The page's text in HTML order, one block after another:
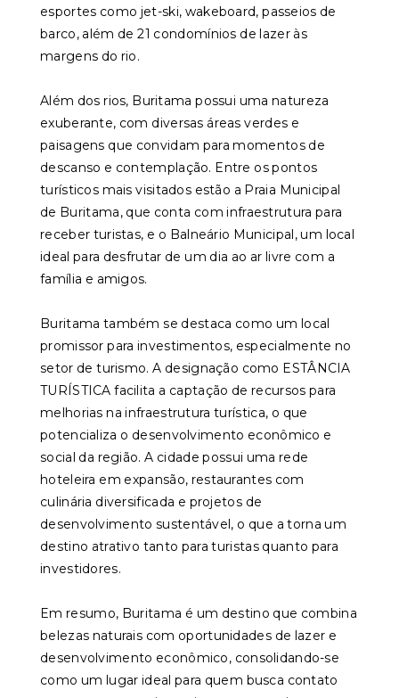
esportes como jet-ski, wakeboard, passeios de
barco, além de 21 condomínios de lazer às
margens do rio.
Além dos rios, Buritama possui uma natureza
exuberante, com diversas áreas verdes e
paisagens que convidam para momentos de
descanso e contemplação. Entre os pontos
turísticos mais visitados estão a Praia Municipal
de Buritama, que conta com infraestrutura para
receber turistas, e o Balneário Municipal, um local
ideal para desfrutar de um dia ao ar livre com a
família e amigos.
Buritama também se destaca como um local
promissor para investimentos, especialmente no
setor de turismo. A designação como ESTÂNCIA
TURÍSTICA facilita a captação de recursos para
melhorias na infraestrutura turística, o que
potencializa o desenvolvimento econômico e
social da região. A cidade possui uma rede
hoteleira em expansão, restaurantes com
culinária diversificada e projetos de
desenvolvimento sustentável, o que a torna um
destino atrativo tanto para turistas quanto para
investidores.
Em resumo, Buritama é um destino que combina
belezas naturais com oportunidades de lazer e
desenvolvimento econômico, consolidando-se
como um lugar ideal para quem busca contato